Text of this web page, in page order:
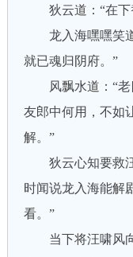
狄云道：“在下
龙入海嘿嘿笑道
就已魂归阴府。”
风飘水道：“老
友郎中何用，不如
解。”
狄云心知要救汪
时闻说龙入海能解
看。”
当下将汪啸风向